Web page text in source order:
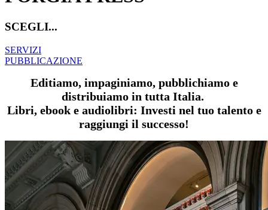
SCEGLI...
SERVIZI
PUBBLICAZIONE
Editiamo, impaginiamo, pubblichiamo e
distribuiamo in tutta Italia.
Libri, ebook e audiolibri: Investi nel tuo talento e
raggiungi il successo!